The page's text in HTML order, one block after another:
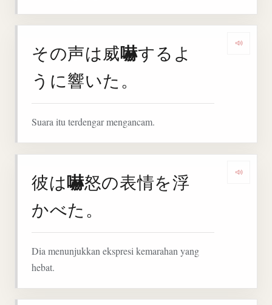
その声は威嚇するよ
うに響いた。
Suara itu terdengar mengancam.
彼は嚇怒の表情を浮
かべた。
Dia menunjukkan ekspresi kemarahan yang
hebat.